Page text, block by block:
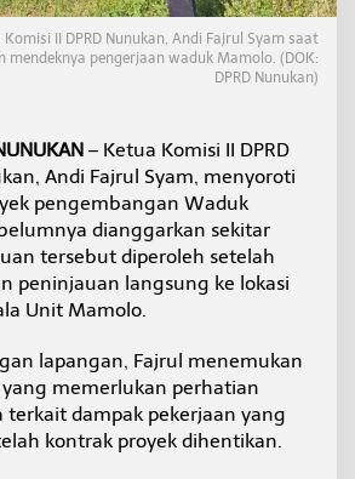
i
M
a
k
y
a
P
r
y
e
W
a
u
k
Komisi II DPRD Nunukan, Andi Fajrul Syam saat
mendeknya pengerjaan waduk Mamolo. (DOK:
DPRD Nunukan)
– Ketua Komisi II DPRD
Andi Fajrul Syam, menyoroti
pengembangan Waduk
dianggarkan sekitar
tersebut diperoleh setelah
peninjauan langsung ke lokasi
Unit Mamolo.
lapangan, Fajrul menemukan
memerlukan perhatian
terkait dampak pekerjaan yang
kontrak proyek dihentikan.